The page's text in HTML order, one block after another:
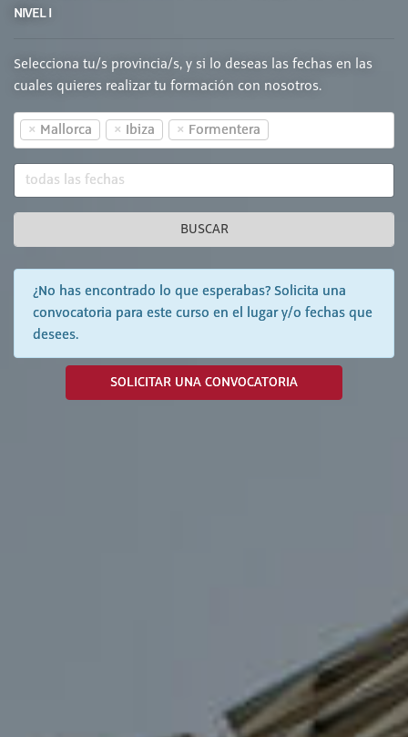
NIVEL I
Selecciona tu/s provincia/s, y si lo deseas las fechas en las
cuales quieres realizar tu formación con nosotros.
× Mallorca × Ibiza × Formentera
BUSCAR
¿No has encontrado lo que esperabas? Solicita una
convocatoria para este curso en el lugar y/o fechas que
desees.
SOLICITAR UNA CONVOCATORIA